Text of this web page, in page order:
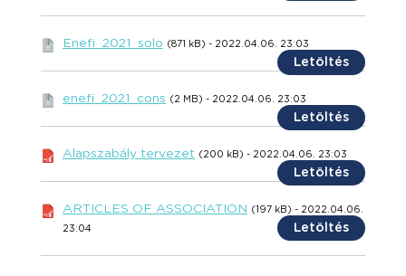
Enefi_2021_solo (871 kB) - 2022.04.06. 23:03
Letöltés
enefi_2021_cons (2 MB) - 2022.04.06. 23:03
Letöltés
Alapszabály tervezet (200 kB) - 2022.04.06. 23:03
Letöltés
ARTICLES OF ASSOCIATION (197 kB) - 2022.04.06.
23:04 Letöltés